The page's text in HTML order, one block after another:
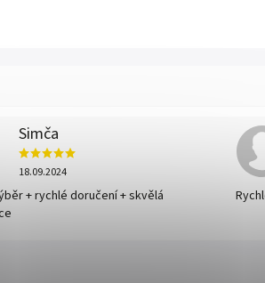
Simča
18.09.2024
+ rychlé doručení + skvělá